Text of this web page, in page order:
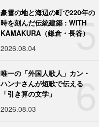
5
豪雪の地と海辺の町で220年の
時を刻んだ伝統建築 : WITH
KAMAKURA（鎌倉・長谷）
2026.08.04
6
唯一の「外国人歌人」カン・
ハンナさんが短歌で伝える
「引き算の文学」
2026.08.03